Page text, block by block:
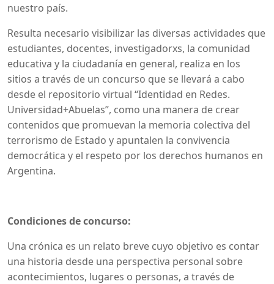
nuestro país.
Resulta necesario visibilizar las diversas actividades que
estudiantes, docentes, investigadorxs, la comunidad
educativa y la ciudadanía en general, realiza en los
sitios a través de un concurso que se llevará a cabo
desde el repositorio virtual “Identidad en Redes.
Universidad+Abuelas”, como una manera de crear
contenidos que promuevan la memoria colectiva del
terrorismo de Estado y apuntalen la convivencia
democrática y el respeto por los derechos humanos en
Argentina.
Condiciones de concurso:
Una crónica es un relato breve cuyo objetivo es contar
una historia desde una perspectiva personal sobre
acontecimientos, lugares o personas, a través de